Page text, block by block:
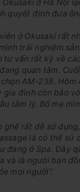
ở Hà Nội
quyết định đưa
ở Okusaki rất
trải nghiệm
tư vấn rất kỹ về
quan tâm.
AM-238. Hôm
gia đình còn bảo
tâm lý. Bố mẹ
ghế rất dễ sử
là có thể sử
đang ở Spa. Đây
và là người bạn
mọi người”.